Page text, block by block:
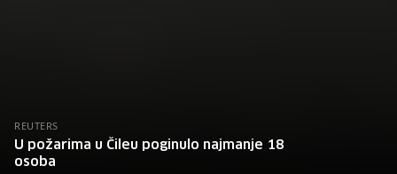
REUTERS
U požarima u Čileu poginulo najmanje 18
osoba